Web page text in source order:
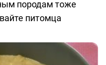
породам тоже
питомца